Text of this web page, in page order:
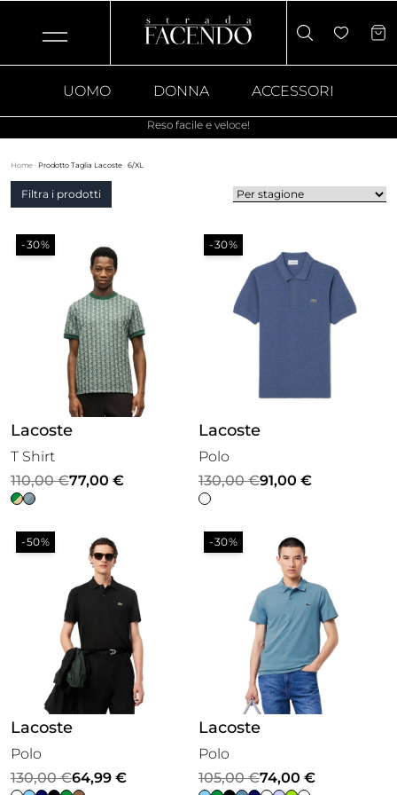
UOMO DONNA ACCESSORI
Reso facile e veloce!
Home · Prodotto Taglia Lacoste · 6/XL
Filtra i prodotti
-30%
Lacoste
T Shirt
110,00€
Il
prezzo
originale
era:
77,00 €
Il
prezzo
attuale
è:
-30%
Lacoste
Polo
130,00€
Il
prezzo
originale
era:
91,00 €
Il
prezzo
attuale
è:
-50%
Lacoste
Polo
130,00€
Il
64,99 €
Il
-30%
Lacoste
Polo
105,00€
Il
74,00 €
Il